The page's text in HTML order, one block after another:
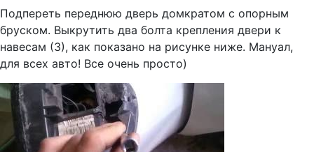
Подпереть переднюю дверь домкратом с опорным
бруском. Выкрутить два болта крепления двери к
навесам (3), как показано на рисунке ниже. Мануал,
для всех авто! Все очень просто)